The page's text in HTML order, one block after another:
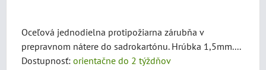
Oceľová jednodielna protipožiarna zárubňa v
prepravnom nátere do sadrokartónu. Hrúbka 1,5mm....
Dostupnosť: orientačne do 2 týždňov